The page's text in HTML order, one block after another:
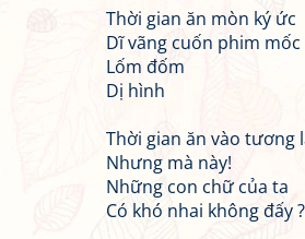
Thời gian ăn mòn ký ức
Dĩ vãng cuốn phim mốc
Lốm đốm
Dị hình
Thời gian ăn vào tương
Nhưng mà này!
Những con chữ của ta
Có khó nhai không đấy ?